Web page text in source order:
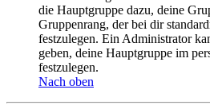
die Hauptgruppe dazu, deine
Gruppenrang, der bei dir
festzulegen. Ein Administrator
geben, deine Hauptgruppe im
festzulegen.
Nach oben